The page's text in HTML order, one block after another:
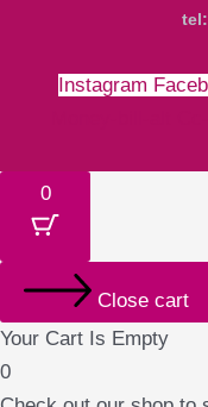
Instagram
0
Close cart
Your Cart Is Empty
0